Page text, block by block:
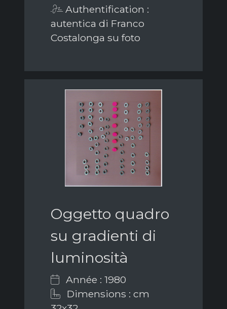
Authentification :
autentica di Franco
Costalonga su foto
Oggetto quadro
su gradienti di
luminosità
Année : 1980
Dimensions : cm